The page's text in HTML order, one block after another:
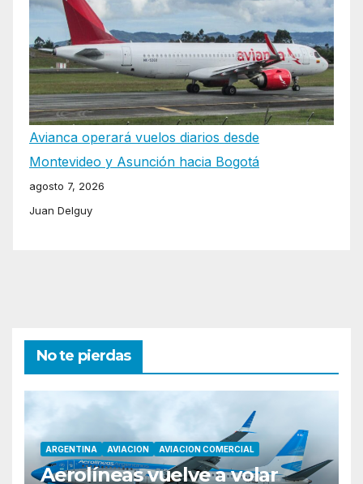
Avianca operará vuelos diarios desde
Montevideo y Asunción hacia Bogotá
agosto 7, 2026
Juan Delguy
No te pierdas
ARGENTINA AVIACION AVIACION COMERCIAL
Aerolíneas vuelve a volar